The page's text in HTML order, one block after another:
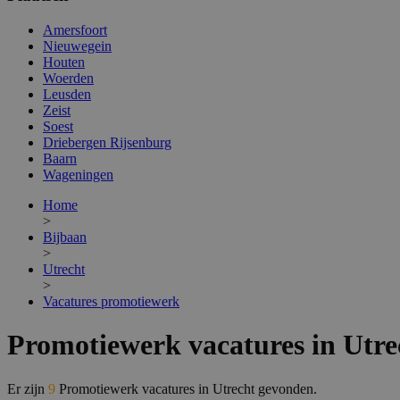
Amersfoort
Nieuwegein
Houten
Woerden
Leusden
Zeist
Soest
Driebergen Rijsenburg
Baarn
Wageningen
Home
>
Bijbaan
>
Utrecht
>
Vacatures promotiewerk
Promotiewerk vacatures in
Er zijn 9 Promotiewerk vacatures in Utrecht gevonden.